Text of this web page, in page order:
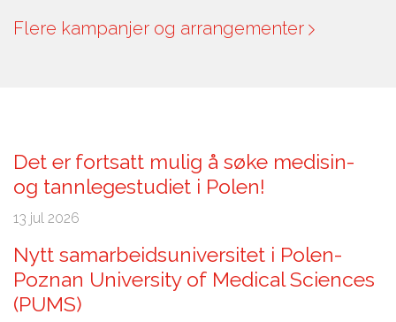
Flere kampanjer og arrangementer
Det er fortsatt mulig å søke medisin-
og tannlegestudiet i Polen!
13 jul 2026
Nytt samarbeidsuniversitet i Polen-
Poznan University of Medical Sciences
(PUMS)